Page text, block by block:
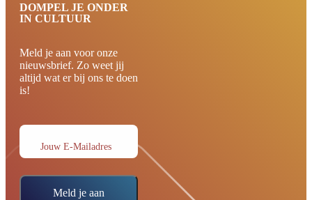
DOMPEL JE ONDER
IN CULTUUR
Meld je aan voor onze
nieuwsbrief. Zo weet jij
altijd wat er bij ons te doen
is!
Jouw E-Mailadres
Meld je aan